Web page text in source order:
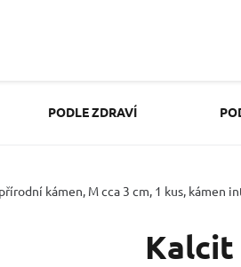
PODLE ZDRAVÍ
kámen, M cca 3 cm, 1 kus, kámen
Kalcit